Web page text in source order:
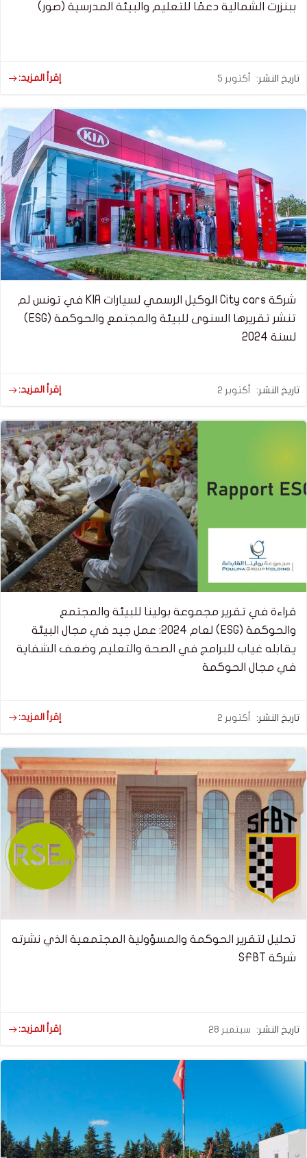
ببنزرت الشمالية دعمًا للتعليم والبيئة المدرسية (صور)
تاريخ النشر: أكتوبر 5 إقرأ المزيد:
شركة City cars الوكيل الرسمي لسيارات KIA في تونس لم
تنشر تقريرها السنوى للبيئة والمجتمع والحوكمة (ESG)
لسنة 2024
تاريخ النشر: أكتوبر 2 إقرأ المزيد:
قراءة في تقرير مجموعة بولينا للبيئة والمجتمع
والحوكمة (ESG) لعام 2024: عمل جيد في مجال البيئة
يقابله غياب للبرامج في الصحة والتعليم وضعف الشفاية
في مجال الحوكمة
تاريخ النشر: أكتوبر 2 إقرأ المزيد:
تحليل لتقرير الحوكمة والمسؤولية المجتمعية الذي نشرته
شركة SFBT
تاريخ النشر: سبتمبر 28 إقرأ المزيد: